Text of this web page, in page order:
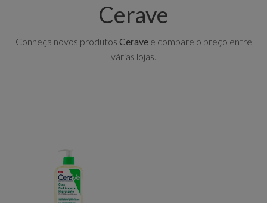
Cerave
Conheça novos produtos Ceravee compare o preço entre
várias lojas.